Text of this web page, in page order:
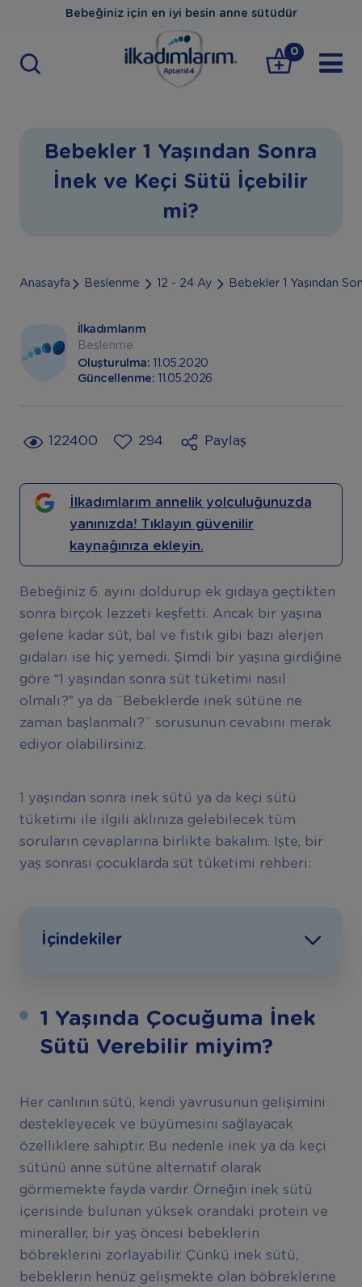
Bebeğiniz için en iyi besin anne sütüdür
0
Bebekler 1 Yaşından Sonra
İnek ve Keçi Sütü İçebilir
mi?
Anasayfa Beslenme 12 - 24 Ay Bebekler 1 Yaşından
İlkadımlarım
Beslenme
Oluşturulma:
11.05.2020
Güncellenme:
11.05.2026
122400 294 Paylaş
İlkadımlarım annelik yolculuğunuzda
yanınızda! Tıklayın güvenilir
kaynağınıza ekleyin.
Bebeğiniz 6. ayını doldurup ek gıdaya geçtikten
sonra birçok lezzeti keşfetti. Ancak bir yaşına
gelene kadar süt, bal ve fıstık gibi bazı alerjen
gıdaları ise hiç yemedi. Şimdi bir yaşına girdiğine
göre “1 yaşından sonra süt tüketimi nasıl
olmalı?” ya da ¨Bebeklerde inek sütüne ne
zaman başlanmalı?¨ sorusunun cevabını merak
ediyor olabilirsiniz.
1 yaşından sonra inek sütü ya da keçi sütü
tüketimi ile ilgili aklınıza gelebilecek tüm
soruların cevaplarına birlikte bakalım. İşte, bir
yaş sonrası çocuklarda süt tüketimi rehberi:
İçindekiler
1 Yaşında Çocuğuma İnek
Sütü Verebilir miyim?
Her canlının sütü, kendi yavrusunun gelişimini
destekleyecek ve büyümesini sağlayacak
özelliklere sahiptir. Bu nedenle inek ya da keçi
sütünü anne sütüne alternatif olarak
görmemekte fayda vardır. Örneğin inek sütü
içerisinde bulunan yüksek orandaki protein ve
mineraller, bir yaş öncesi bebeklerin
böbreklerini zorlayabilir. Çünkü inek sütü,
bebeklerin henüz gelişmekte olan böbreklerine